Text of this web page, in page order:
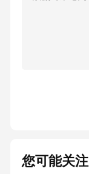
您可能关注